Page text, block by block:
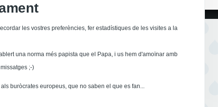
les vostres preferències, fer estadístiques de les visites a la
una norma més papista que el Papa, i us hem d'amoïnar amb
;-)
buròcrates europeus, que no saben el que es fan...